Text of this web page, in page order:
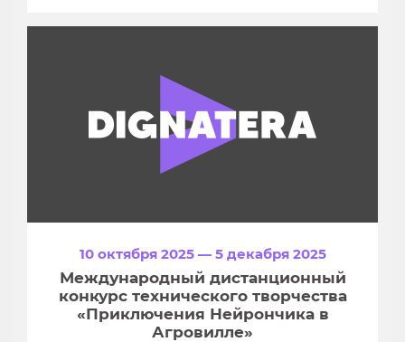
10 октября 2025 — 5 декабря 2025
Международный дистанционный
конкурс технического творчества
«Приключения Нейрончика в
Агровилле»